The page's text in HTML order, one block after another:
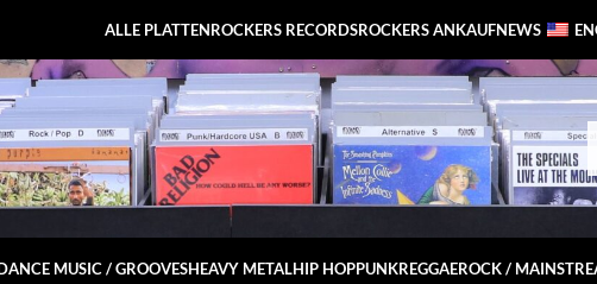
ALLE PLATTENROCKERS RECORDSROCKERS ANKAUFNEWS
MUSIC / GROOVESHEAVY METALHIP HOPPUNKREGGAEROCK /